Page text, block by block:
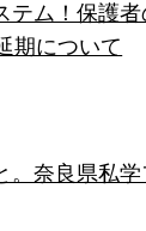
ム！保護者
期について
。奈良県私